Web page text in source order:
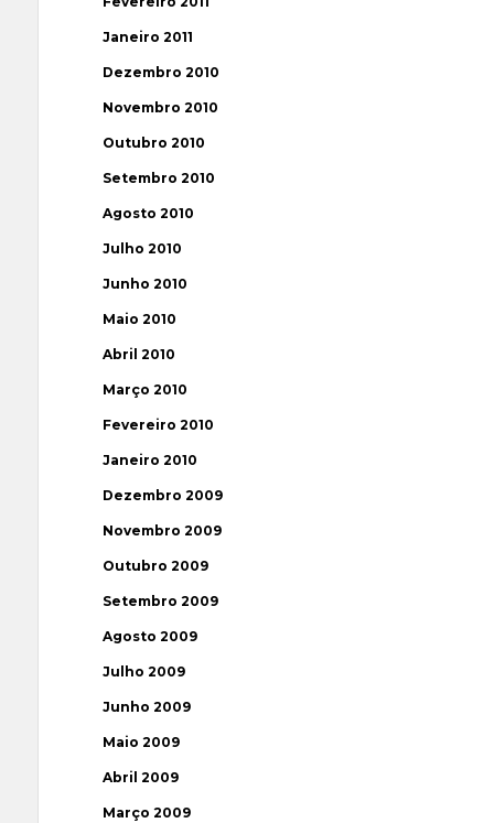
Janeiro 2011
Dezembro 2010
Novembro 2010
Outubro 2010
Setembro 2010
Agosto 2010
Julho 2010
Junho 2010
Maio 2010
Abril 2010
Março 2010
Fevereiro 2010
Janeiro 2010
Dezembro 2009
Novembro 2009
Outubro 2009
Setembro 2009
Agosto 2009
Julho 2009
Junho 2009
Maio 2009
Abril 2009
Março 2009